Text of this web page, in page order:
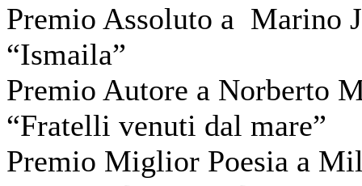
Premio Assoluto a Marino
“Ismaila”
Premio Autore a Norberto
“Fratelli venuti dal mare”
Premio Miglior Poesia a